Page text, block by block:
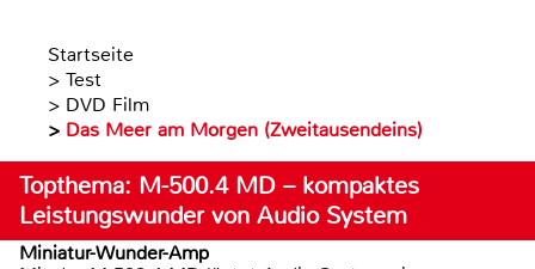
Startseite
> Test
> DVD Film
> Das Meer am Morgen (Zweitausendeins)
Topthema: M-500.4 MD – kompaktes
Leistungswunder von Audio System
Miniatur-Wunder-Amp